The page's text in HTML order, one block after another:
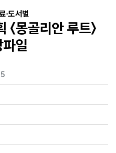
·도서별
몽골리안 루트〉
파일